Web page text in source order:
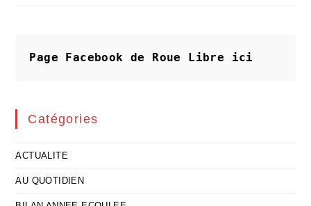
En
Chine
Page Facebook de Roue Libre ici
Catégories
ACTUALITE
AU QUOTIDIEN